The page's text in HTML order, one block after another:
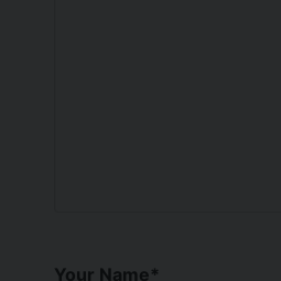
Your Name*